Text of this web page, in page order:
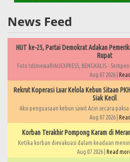
News Feed
HUT ke-25, Partai Demokrat Adakan
Rupat
Foto IstimewaRIAUEXPRESS, BENGKALIS -
Aug 07 2026 |
Rekrut Koperasi Luar Kelola Kebun Sitaan
Siak Kecil
Aksi penguasaan kebun sawit Acin secara paksa
Aug 07 2026 |
Korban Terakhir Pompong Karam di
Ketika korban dievakuasi dalam keadaan
Aug 07 2026 | Read